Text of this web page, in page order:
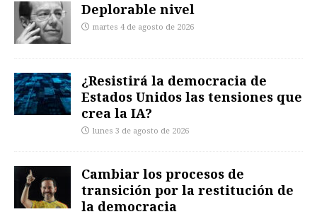
Deplorable nivel
martes 4 de agosto de 2026
¿Resistirá la democracia de
Estados Unidos las tensiones que
crea la IA?
lunes 3 de agosto de 2026
Cambiar los procesos de
transición por la restitución de
la democracia